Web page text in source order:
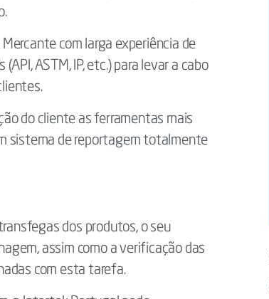
com larga experiência de
ASTM, IP, etc.) para levar a cabo
do cliente as ferramentas mais
sistema de reportagem totalmente
dos produtos, o seu
assim como a verificação das
com esta tarefa.